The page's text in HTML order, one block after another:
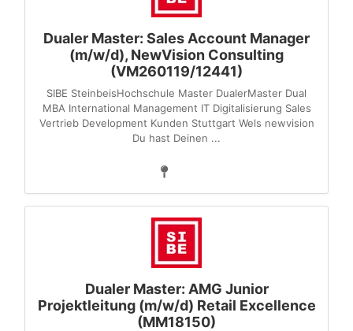
Dualer Master: Sales Account Manager
(m/w/d), NewVision Consulting
(VM260119/12441)
SIBE SteinbeisHochschule Master DualerMaster Dual
MBA International Management IT Digitalisierung Sales
Vertrieb Development Kunden Stuttgart Wels newvision
Du hast Deinen ...
Dualer Master: AMG Junior
Projektleitung (m/w/d) Retail Excellence
(MM18150)